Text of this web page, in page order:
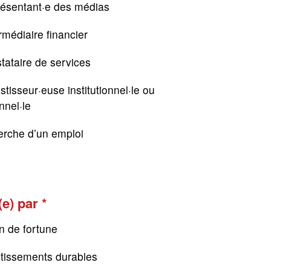
des médias
financier
de services
institutionnel·le ou
d’un emploi
par
de fortune
durables